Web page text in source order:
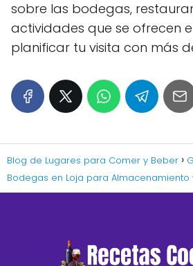
sobre las bodegas,
actividades que se ofrecen
planificar tu visita con más
Blog de Lugares para Comer y Beber
Bodegas en Loja para Almacenamiento